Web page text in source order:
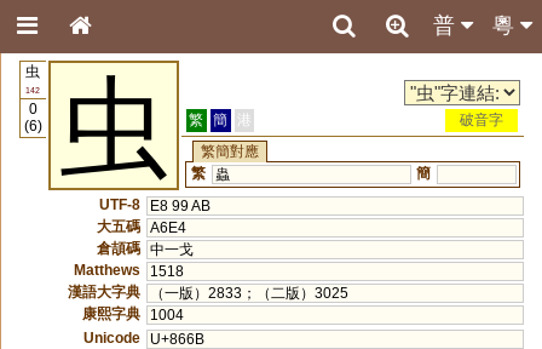
粵
普
虫
142
0
(6)
虫 繁 簡 港
破音字
繁簡對應
繁
蟲
簡
UTF-8
E8 99 AB
大五碼 A6E4
倉頡碼 中一戈
Matthews
1518
漢語大字典
（一版）2833；（二版）3025
康熙字典
1004
Unicode
U+866B